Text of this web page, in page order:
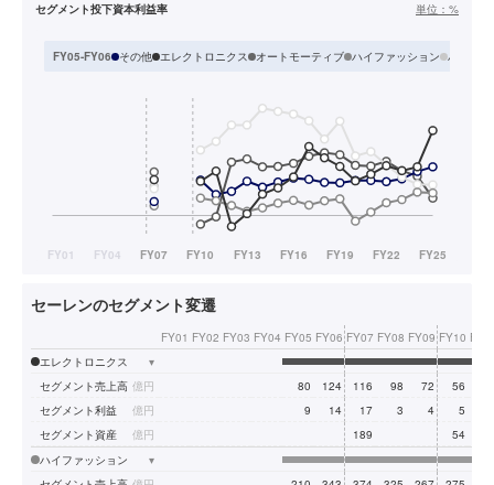
セグメント投下資本利益率 単位： %
FY05-FY06 その他 エレクトロニクス オートモーティブ ハイファッション ハウジ
セーレンのセグメント変遷
FY01 FY02 FY03 FY04 FY05 FY06 FY07 FY08 FY09 FY10
エレクトロニクス
▾
セグメント売上高 億円 80 124 116 98 72 56
セグメント利益
億円 9 14 17 3 4 5
セグメント資産
億円 189 54
ハイファッション
▾